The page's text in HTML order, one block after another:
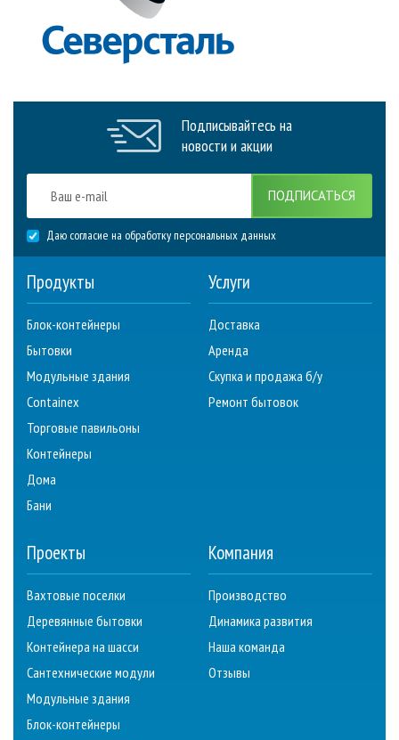
Подписывайтесь на
новости и акции
ПОДПИСАТЬСЯ
Даю согласие на обработку персональных данных
Продукты
Блок-контейнеры
Бытовки
Модульные здания
Containex
Торговые павильоны
Контейнеры
Дома
Бани
Услуги
Доставка
Аренда
Скупка и продажа б/у
Ремонт бытовок
Проекты
Вахтовые поселки
Деревянные бытовки
Контейнера на шасси
Сантехнические модули
Модульные здания
Блок-контейнеры
Компания
Производство
Динамика развития
Наша команда
Отзывы